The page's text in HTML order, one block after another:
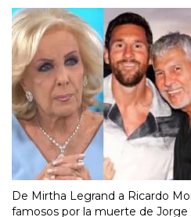
De Mirtha Legrand a Ricardo
famosos por la muerte de Jorge